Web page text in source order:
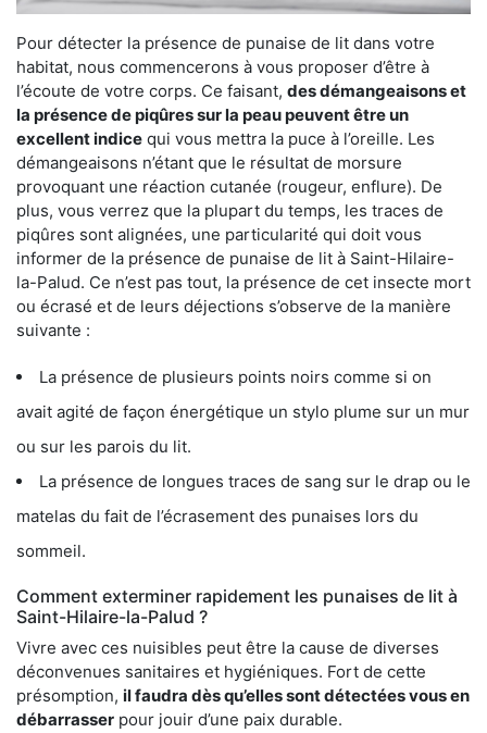
Pour détecter la présence de punaise de lit dans votre
habitat, nous commencerons à vous proposer d’être à
l’écoute de votre corps. Ce faisant, des démangeaisons et
la présence de piqûres sur la peau peuvent être un
excellent indice qui vous mettra la puce à l’oreille. Les
démangeaisons n’étant que le résultat de morsure
provoquant une réaction cutanée (rougeur, enflure). De
plus, vous verrez que la plupart du temps, les traces de
piqûres sont alignées, une particularité qui doit vous
informer de la présence de punaise de lit à Saint-Hilaire-
la-Palud. Ce n’est pas tout, la présence de cet insecte mort
ou écrasé et de leurs déjections s’observe de la manière
suivante :
La présence de plusieurs points noirs comme si on
avait agité de façon énergétique un stylo plume sur un mur
ou sur les parois du lit.
La présence de longues traces de sang sur le drap ou le
matelas du fait de l’écrasement des punaises lors du
sommeil.
Comment exterminer rapidement les punaises de lit à
Saint-Hilaire-la-Palud ?
Vivre avec ces nuisibles peut être la cause de diverses
déconvenues sanitaires et hygiéniques. Fort de cette
présomption, il faudra dès qu’elles sont détectées vous en
débarrasser pour jouir d’une paix durable.